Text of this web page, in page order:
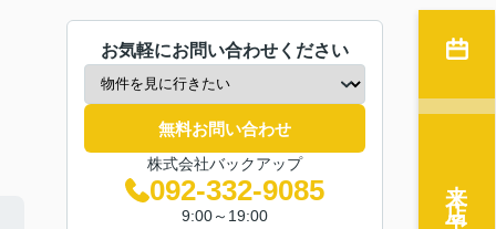
お気軽にお問い合わせください
無料お問い合わせ
株式会社バックアップ
092-332-9085
9:00～19:00
来店予約